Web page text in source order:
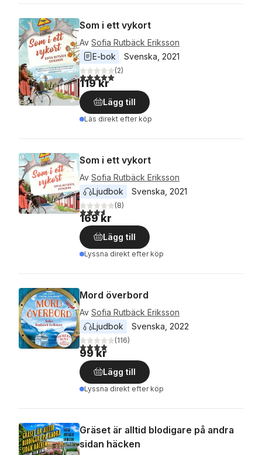
Som i ett vykort
Av Sofia Rutbäck Eriksson
E-bok
Svenska 2021
5,0utav 5 stjärnor. Totalt antal röster:
(2)
119 kr
Lägg till
Läs direkt efter köp
Som i ett vykort
Av Sofia Rutbäck Eriksson
Ljudbok
Svenska 2021
3,6utav 5 stjärnor. Totalt antal röster:
(8)
169 kr
Lägg till
Lyssna direkt efter köp
Mord överbord
Av Sofia Rutbäck Eriksson
Ljudbok
Svenska 2022
3,9utav 5 stjärnor. Totalt antal röster:
(116)
99 kr
Lägg till
Lyssna direkt efter köp
Gräset är alltid blodigare på andra
sidan häcken